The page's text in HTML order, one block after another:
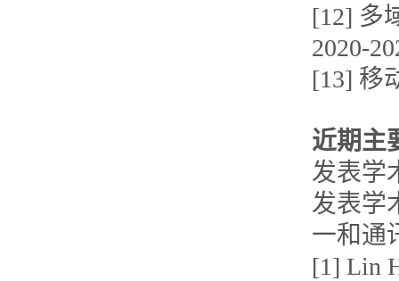
[12] 多
2020-
[13] 移
近期主
发表学
发表学
一和通
[1] Lin